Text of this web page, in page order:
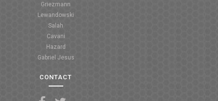
Griezmann
Lewandowski
Salah
Cavani
Hazard
Gabriel Jesus
CONTACT